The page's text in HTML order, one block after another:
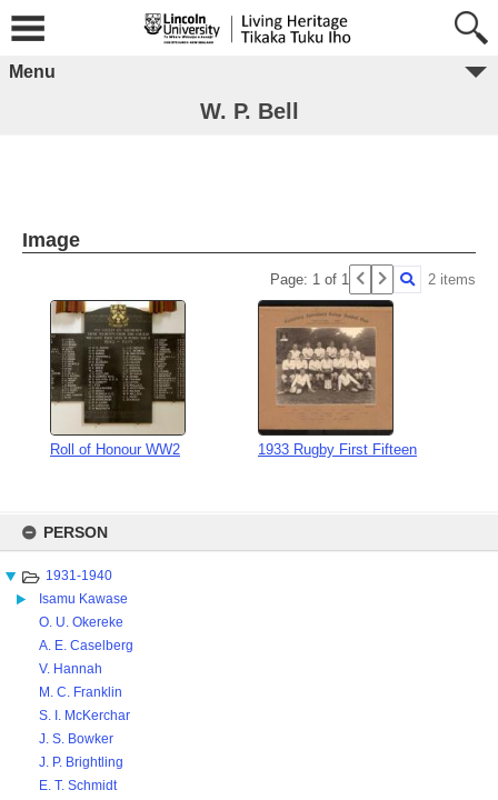
content
PERSON
1931-1940
Isamu Kawase
O. U. Okereke
A. E. Caselberg
V. Hannah
M. C. Franklin
S. I. McKerchar
J. S. Bowker
J. P. Brightling
E. T. Schmidt
Menu
W. P. Bell
Image
Page: 1 of 1 2 items
Roll of Honour WW2 1933 Rugby First Fifteen